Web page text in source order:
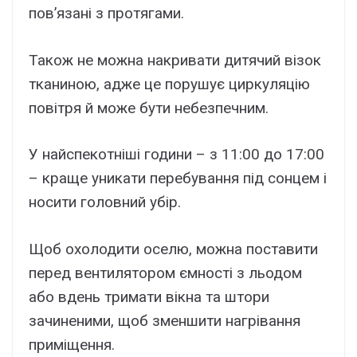
пов’язані з протягами.
Також не можна накривати дитячий візок
тканиною, адже це порушує циркуляцію
повітря й може бути небезпечним.
У найспекотніші години – з 11:00 до 17:00
– краще уникати перебування під сонцем і
носити головний убір.
Щоб охолодити оселю, можна поставити
перед вентилятором ємності з льодом
або вдень тримати вікна та штори
зачиненими, щоб зменшити нагрівання
приміщення.